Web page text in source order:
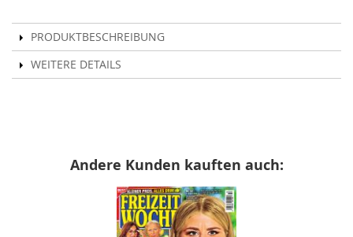
PRODUKTBESCHREIBUNG
WEITERE DETAILS
Andere Kunden kauften auch: